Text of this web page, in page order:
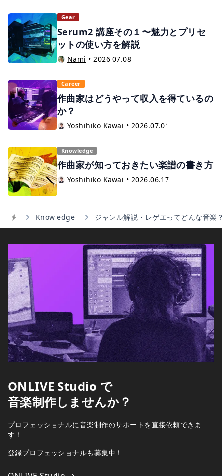
Gear
Serum2 講座その１〜魅力とプリセ
ットの使い方を解説
Nami • 2026.07.08
Career
作曲家はどうやって収入を得ているの
か？
Yoshihiko Kawai • 2026.07.01
Knowledge
作曲家が知っておきたい楽譜の書き方
Yoshihiko Kawai • 2026.06.17
Knowledge ジャンル解説・レゲエってどんな音楽
ONLIVE Studio で
音楽制作しませんか？
プロフェッショナルに音楽制作のサポートを直接依頼できま
す！
登録プロフェッショナルも募集中！